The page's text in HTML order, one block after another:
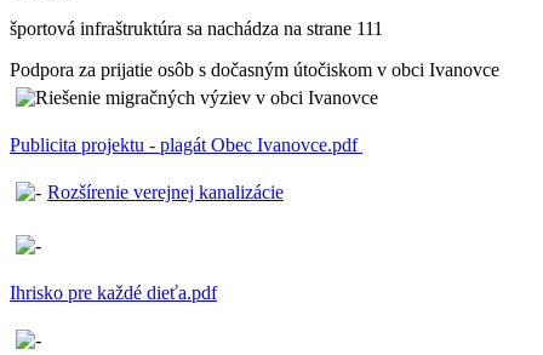
športová infraštruktúra sa nachádza na strane 111
Podpora za prijatie osôb s dočasným útočiskom v obci Ivanovce
Publicita projektu - plagát Obec Ivanovce.pdf
Rozšírenie verejnej kanalizácie
Ihrisko pre každé dieťa.pdf